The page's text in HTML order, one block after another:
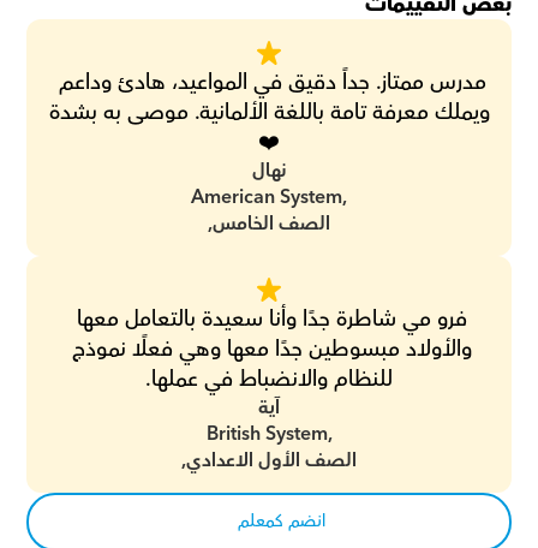
للنظام والانضباط في عملها.
آية
الصف الأول الاعدادي,
British System,
ويملك معرفة تامة باللغة الألمانية. موصى به بشدة
❤️
نهال
الصف الخامس,
American System,
انضم كمعلم